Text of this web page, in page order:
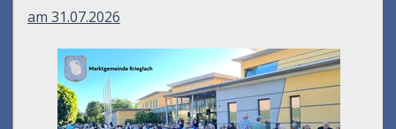
am 31.07.2026